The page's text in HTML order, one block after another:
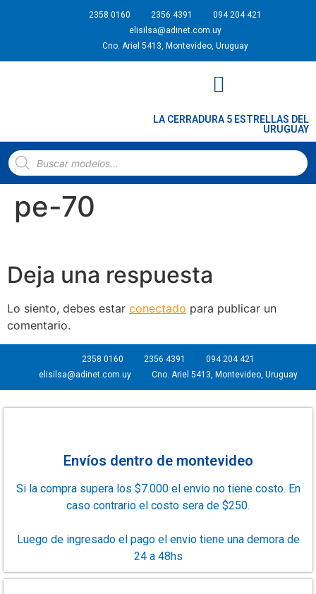
2358 0160 2356 4391
094 204 421
elisilsa@adinet.com.uy
Cno. Ariel 5413, Montevideo, Uruguay
LA CERRADURA 5 ESTRELLAS DEL
URUGUAY
pe-70
Deja una respuesta
Lo siento, debes estar conectado para publicar un
comentario.
2358 0160 2356 4391
094 204 421
elisilsa@adinet.com.uy
Cno. Ariel 5413, Montevideo, Uruguay
Envíos dentro de montevideo
Si la compra supera los $7.000 el envio no tiene costo. En
caso contrario el costo sera de $250.
Luego de ingresado el pago el envio tiene una demora de
24 a 48hs